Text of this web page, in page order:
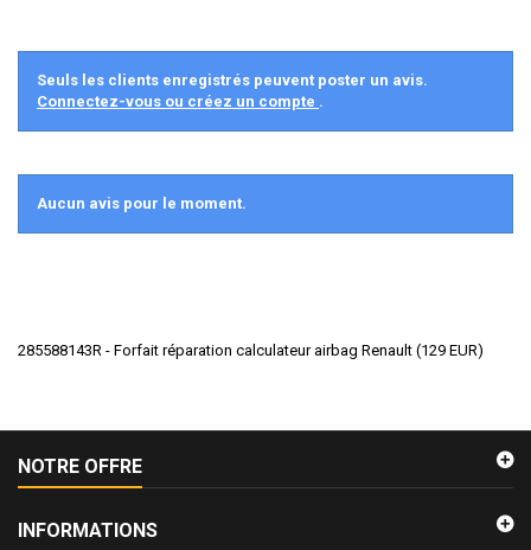
Seuls les clients enregistrés peuvent poster un avis.
Connectez-vous ou créez un compte .
Aucun avis pour le moment.
285588143R - Forfait réparation calculateur airbag Renault (129 EUR)
NOTRE OFFRE
INFORMATIONS